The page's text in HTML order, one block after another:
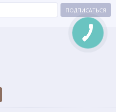
ПОДПИСАТЬСЯ